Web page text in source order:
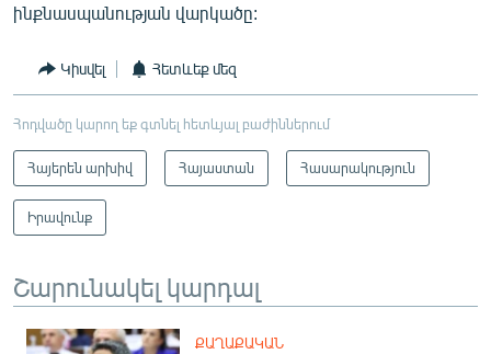
ինքնասպանության վարկածը:
Կիսվել Հետևեք մեզ
Հոդվածը կարող եք գտնել հետևյալ բաժիններում
Հայերեն արխիվ Հայաստան Հասարակություն
Իրավունք
Շարունակել կարդալ
ՔԱՂԱՔԱԿԱՆ